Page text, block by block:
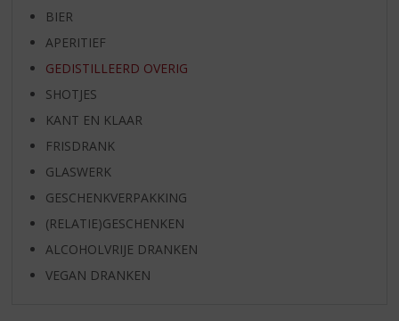
BIER
APERITIEF
GEDISTILLEERD OVERIG
SHOTJES
KANT EN KLAAR
FRISDRANK
GLASWERK
GESCHENKVERPAKKING
(RELATIE)GESCHENKEN
ALCOHOLVRIJE DRANKEN
VEGAN DRANKEN